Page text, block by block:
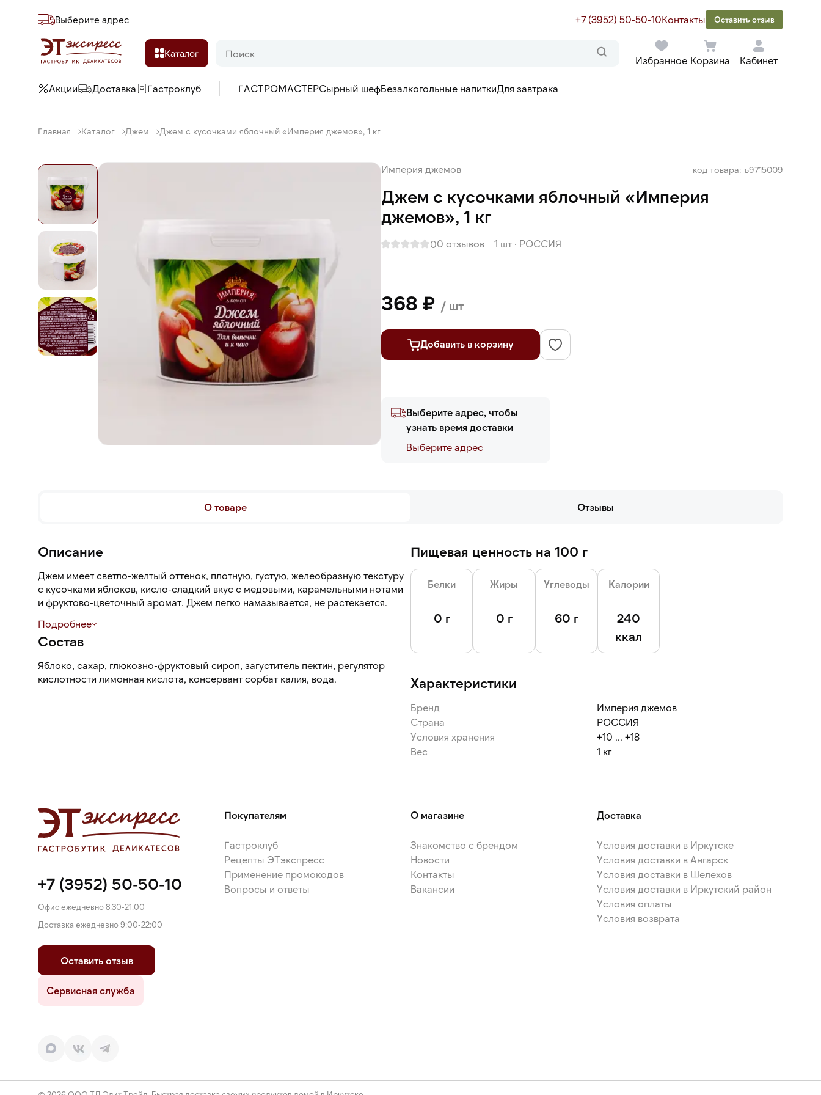
Выберите адреc +7 (3952) 50-50-10Контакты Оставить отзыв
Каталог
Избранное Корзина Кабинет
Акции Доставка Гастроклуб ГАСТРОМАСТЕРСырный шефБезалкогольные напиткиДля завтрака
Главная Каталог Джем Джем с кусочками яблочный «Империя джемов», 1 кг
Империя джемов код товара: ъ9715009
Джем с кусочками яблочный «Империя
джемов», 1 кг
00 отзывов 1 шт · РОССИЯ
368 ₽ / шт
Добавить в корзину
Выберите адрес, чтобы
узнать время доставки
Выберите адреc
О товаре Отзывы
Описание
Джем имеет светло-желтый оттенок, плотную, густую, желеобразную текстуру
с кусочками яблоков, кисло-сладкий вкус с медовыми, карамельными нотами
и фруктово-цветочный аромат. Джем легко намазывается, не растекается.
Подробнее
Состав
Яблоко, сахар, глюкозно-фруктовый сироп, загуститель пектин, регулятор
кислотности лимонная кислота, консервант сорбат калия, вода.
Пищевая ценность на 100 г
Белки
0 г
Жиры
0 г
Углеводы
60 г
Калории
240
ккал
Характеристики
Бренд
Империя джемов
Страна
РОССИЯ
Условия хранения
+10 ... +18
Вес
1 кг
+7 (3952) 50-50-10
Офис ежедневно 8:30-21:00
Доставка ежедневно 9:00-22:00
Оставить отзыв
Сервисная служба
Покупателям
Гастроклуб
Рецепты ЭТэкспресс
Применение промокодов
Вопросы и ответы
О магазине
Знакомство с брендом
Новости
Контакты
Вакансии
Доставка
Условия доставки в Иркутске
Условия доставки в Ангарск
Условия доставки в Шелехов
Условия доставки в Иркутский район
Условия оплаты
Условия возврата